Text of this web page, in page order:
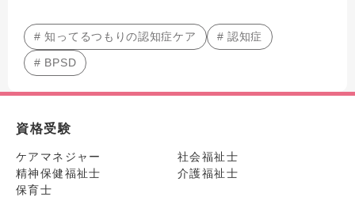
# 知ってるつもりの認知症ケア # 認知症
# BPSD
資格受験
ケアマネジャー
社会福祉士
精神保健福祉士
介護福祉士
保育士